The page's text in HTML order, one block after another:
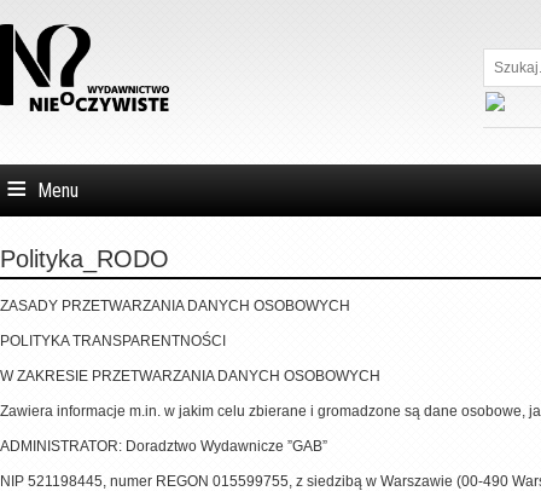
Szukaj...
Menu
Polityka_RODO
ZASADY PRZETWARZANIA DANYCH OSOBOWYCH
POLITYKA TRANSPARENTNOŚCI
W ZAKRESIE PRZETWARZANIA DANYCH OSOBOWYCH
Zawiera informacje m.in. w jakim celu zbierane i gromadzone są dane osobowe,
ADMINISTRATOR: Doradztwo Wydawnicze ”GAB”
NIP 521198445, numer REGON 015599755, z siedzibą w Warszawie (00-490